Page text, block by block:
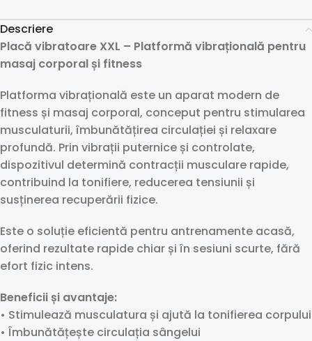
Descriere
Placă vibratoare XXL – Platformă vibrațională pentru
masaj corporal și fitness
Platforma vibrațională este un aparat modern de
fitness și masaj corporal, conceput pentru stimularea
musculaturii, îmbunătățirea circulației și relaxare
profundă. Prin vibrații puternice și controlate,
dispozitivul determină contracții musculare rapide,
contribuind la tonifiere, reducerea tensiunii și
susținerea recuperării fizice.
Este o soluție eficientă pentru antrenamente acasă,
oferind rezultate rapide chiar și în sesiuni scurte, fără
efort fizic intens.
Beneficii și avantaje:
• Stimulează musculatura și ajută la tonifierea corpului
• Îmbunătățește circulația sângelui